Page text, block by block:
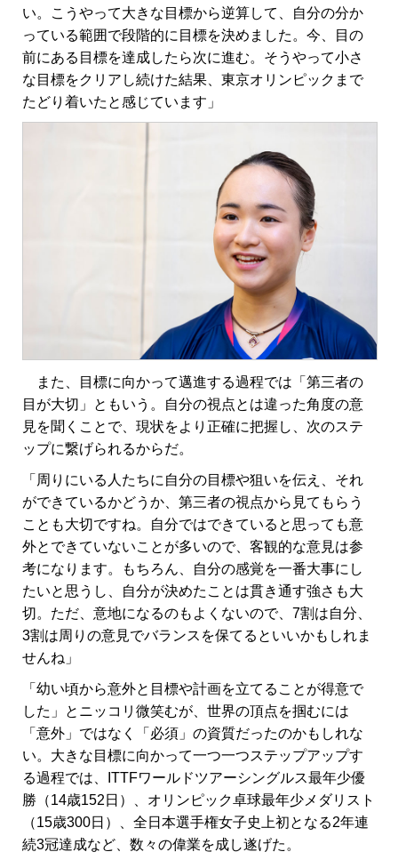
い。こうやって大きな目標から逆算して、自分の分か
っている範囲で段階的に目標を決めました。今、目の
前にある目標を達成したら次に進む。そうやって小さ
な目標をクリアし続けた結果、東京オリンピックまで
たどり着いたと感じています」
また、目標に向かって邁進する過程では「第三者の
目が大切」ともいう。自分の視点とは違った角度の意
見を聞くことで、現状をより正確に把握し、次のステ
ップに繋げられるからだ。
「周りにいる人たちに自分の目標や狙いを伝え、それ
ができているかどうか、第三者の視点から見てもらう
ことも大切ですね。自分ではできていると思っても意
外とできていないことが多いので、客観的な意見は参
考になります。もちろん、自分の感覚を一番大事にし
たいと思うし、自分が決めたことは貫き通す強さも大
切。ただ、意地になるのもよくないので、7割は自分、
3割は周りの意見でバランスを保てるといいかもしれま
せんね」
「幼い頃から意外と目標や計画を立てることが得意で
した」とニッコリ微笑むが、世界の頂点を掴むには
「意外」ではなく「必須」の資質だったのかもしれな
い。大きな目標に向かって一つ一つステップアップす
る過程では、ITTFワールドツアーシングルス最年少優
勝（14歳152日）、オリンピック卓球最年少メダリスト
（15歳300日）、全日本選手権女子史上初となる2年連
続3冠達成など、数々の偉業を成し遂げた。